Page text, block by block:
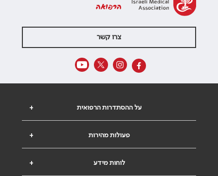
הרפואה
צרו קשר
+ על ההסתדרות הרפואית
+ פעולות מהירות
+ לוחות מידע